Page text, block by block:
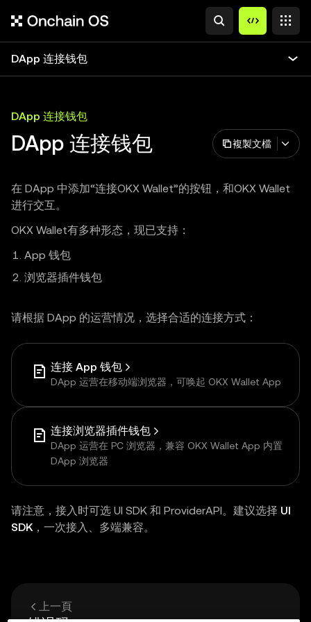
DApp 连接钱包
DApp 连接钱包
DApp 连接钱包 複製文檔
在 DApp 中添加“连接OKX Wallet”的按钮，和OKX Wallet
进行交互。
OKX Wallet有多种形态，现已支持：
App 钱包
浏览器插件钱包
请根据 DApp 的运营情况，选择合适的连接方式：
连接 App 钱包
DApp 运营在移动端浏览器，可唤起 OKX Wallet App
连接浏览器插件钱包
DApp 运营在 PC 浏览器，兼容 OKX Wallet App 内置
DApp 浏览器
请注意，接入时可选 UI SDK 和 ProviderAPI。建议选择 UI
SDK，一次接入、多端兼容。
上一頁